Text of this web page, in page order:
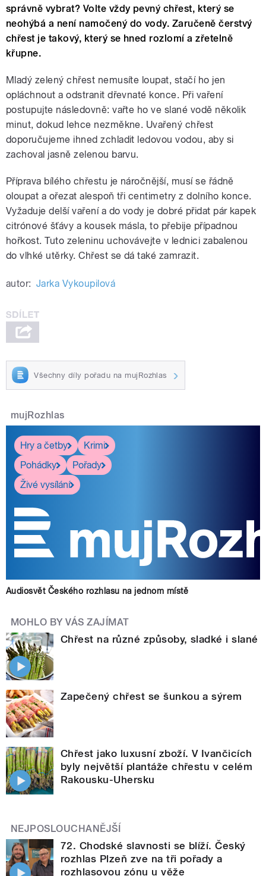
správně vybrat? Volte vždy pevný chřest, který se
neohýbá a není namočený do vody. Zaručeně čerstvý
chřest je takový, který se hned rozlomí a zřetelně
křupne.
Mladý zelený chřest nemusíte loupat, stačí ho jen
opláchnout a odstranit dřevnaté konce. Při vaření
postupujte následovně: vařte ho ve slané vodě několik
minut, dokud lehce nezměkne. Uvařený chřest
doporučujeme ihned zchladit ledovou vodou, aby si
zachoval jasně zelenou barvu.
Příprava bílého chřestu je náročnější, musí se řádně
oloupat a ořezat alespoň tři centimetry z dolního konce.
Vyžaduje delší vaření a do vody je dobré přidat pár kapek
citrónové šťávy a kousek másla, to přebije případnou
hořkost. Tuto zeleninu uchovávejte v lednici zabalenou
do vlhké utěrky. Chřest se dá také zamrazit.
autor: Jarka Vykoupilová
Všechny díly pořadu na mujRozhlas
mujRozhlas
Hry a četby
Krimi
Pohádky
Pořady
Živé vysílání
Audiosvět Českého rozhlasu na jednom místě
MOHLO BY VÁS ZAJÍMAT
Chřest na různé způsoby, sladké i slané
Zapečený chřest se šunkou a sýrem
Chřest jako luxusní zboží. V Ivančicích
byly největší plantáže chřestu v celém
Rakousku-Uhersku
NEJPOSLOUCHANĚJŠÍ
72. Chodské slavnosti se blíží. Český
rozhlas Plzeň zve na tři pořady a
rozhlasovou zónu u věže